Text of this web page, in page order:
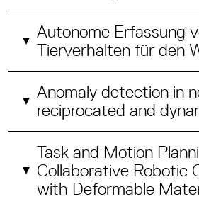
Autonome Erfassung
Tierverhalten für den
Anomaly detection in
reciprocated and
Task and Motion
Collaborative Robotic
with Deformable